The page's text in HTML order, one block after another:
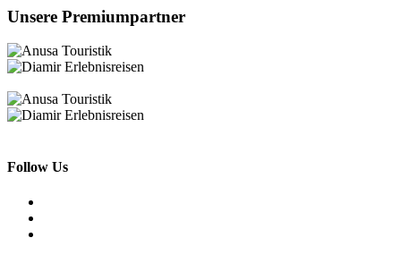
Unsere Premiumpartner
Follow Us